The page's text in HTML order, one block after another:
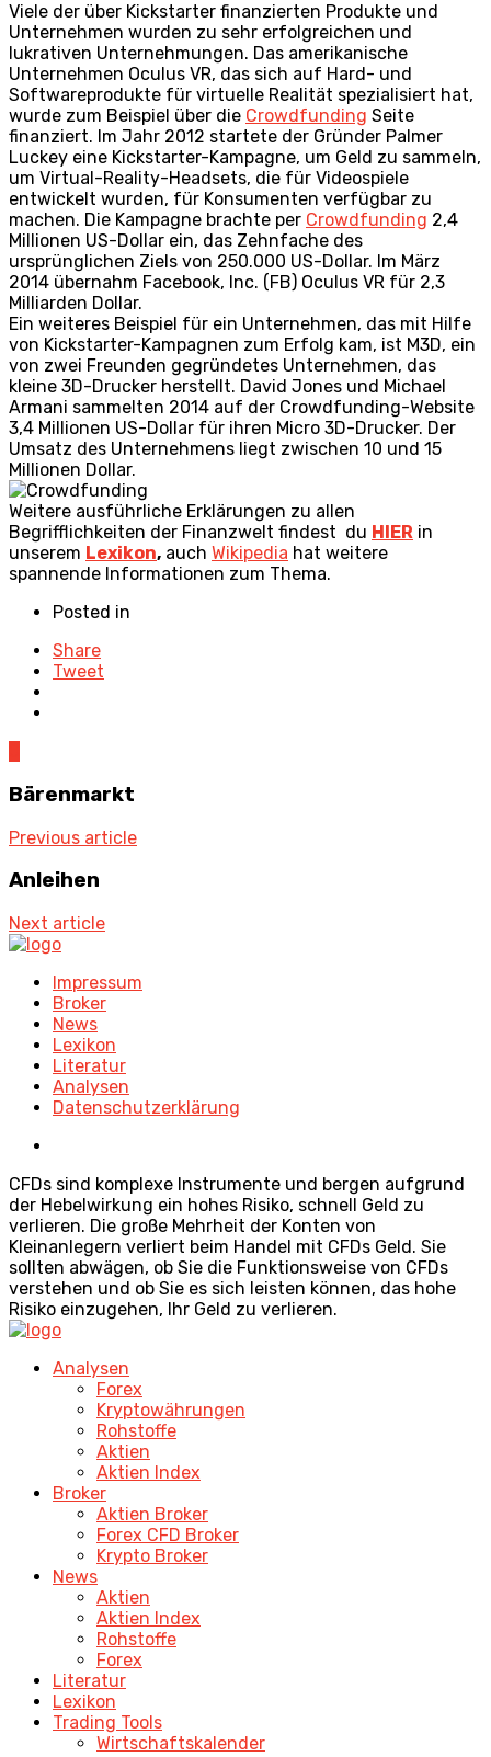
Viele der über Kickstarter finanzierten Produkte und
Unternehmen wurden zu sehr erfolgreichen und
lukrativen Unternehmungen. Das amerikanische
Unternehmen Oculus VR, das sich auf Hard- und
Softwareprodukte für virtuelle Realität spezialisiert hat,
wurde zum Beispiel über die Crowdfunding Seite
finanziert. Im Jahr 2012 startete der Gründer Palmer
Luckey eine Kickstarter-Kampagne, um Geld zu sammeln,
um Virtual-Reality-Headsets, die für Videospiele
entwickelt wurden, für Konsumenten verfügbar zu
machen. Die Kampagne brachte per Crowdfunding 2,4
Millionen US-Dollar ein, das Zehnfache des
ursprünglichen Ziels von 250.000 US-Dollar. Im März
2014 übernahm Facebook, Inc. (FB) Oculus VR für 2,3
Milliarden Dollar.
Ein weiteres Beispiel für ein Unternehmen, das mit Hilfe
von Kickstarter-Kampagnen zum Erfolg kam, ist M3D, ein
von zwei Freunden gegründetes Unternehmen, das
kleine 3D-Drucker herstellt. David Jones und Michael
Armani sammelten 2014 auf der Crowdfunding-Website
3,4 Millionen US-Dollar für ihren Micro 3D-Drucker. Der
Umsatz des Unternehmens liegt zwischen 10 und 15
Millionen Dollar.
Weitere ausführliche Erklärungen zu allen
Begrifflichkeiten der Finanzwelt findest du HIER in
unserem Lexikon, auch Wikipedia hat weitere
spannende Informationen zum Thema.
Posted in
Share
Tweet
Bärenmarkt
Previous article
Anleihen
Next article
Impressum
Broker
News
Lexikon
Literatur
Analysen
Datenschutzerklärung
CFDs sind komplexe Instrumente und bergen aufgrund
der Hebelwirkung ein hohes Risiko, schnell Geld zu
verlieren. Die große Mehrheit der Konten von
Kleinanlegern verliert beim Handel mit CFDs Geld. Sie
sollten abwägen, ob Sie die Funktionsweise von CFDs
verstehen und ob Sie es sich leisten können, das hohe
Risiko einzugehen, Ihr Geld zu verlieren.
Analysen
Forex
Kryptowährungen
Rohstoffe
Aktien
Aktien Index
Broker
Aktien Broker
Forex CFD Broker
Krypto Broker
News
Aktien
Aktien Index
Rohstoffe
Forex
Literatur
Lexikon
Trading Tools
Wirtschaftskalender